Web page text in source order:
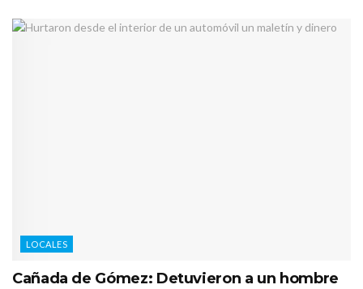
LOCALES
Cañada de Gómez: Detuvieron a un hombre